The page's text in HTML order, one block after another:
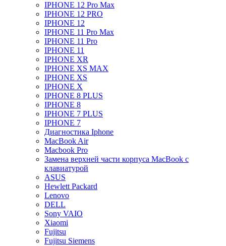
IPHONE 12 Pro Max
IPHONE 12 PRO
IPHONE 12
IPHONE 11 Pro Max
IPHONE 11 Pro
IPHONE 11
IPHONE XR
IPHONE XS MAX
IPHONE XS
IPHONE X
IPHONE 8 PLUS
IPHONE 8
IPHONE 7 PLUS
IPHONE 7
Диагностика Iphone
MacBook Air
Macbook Pro
Замена верхней части корпуса MacBook с
клавиатурой
ASUS
Hewlett Packard
Lenovo
DELL
Sony VAIO
Xiaomi
Fujitsu
Fujitsu Siemens